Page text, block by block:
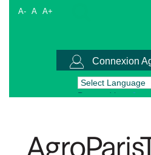
A- A A+
Connexion
Powered by